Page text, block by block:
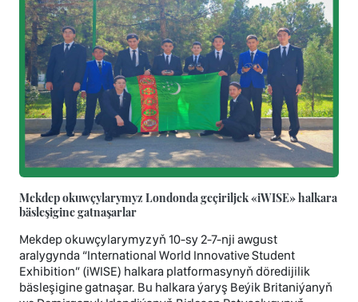
Mekdep okuwçylarymyz Londonda geçiriljek «iWISE» halkara
bäsleşigine gatnaşarlar
Mekdep okuwçylarymyzyň 10-sy 2-7-nji awgust
aralygynda “International World Innovative Student
Exhibition” (iWISE) halkara platformasynyň döredijilik
bäsleşigine gatnaşar. Bu halkara ýaryş Beýik Britaniýanyň